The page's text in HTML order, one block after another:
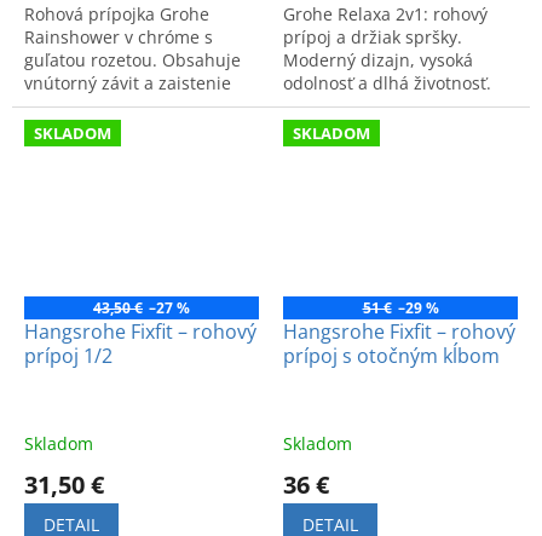
Rohová prípojka Grohe
Rainshower v chróme s
guľatou rozetou. Obsahuje
vnútorný závit a zaistenie
proti spätnému toku.
Kvalitný a funkčný kúpeľňový
detail.
Grohe Relaxa 2v1: rohový
prípoj a držiak spršky.
Moderný dizajn, vysoká
odolnosť a dlhá životnosť.
Kód produktu: 28628000.
SKLADOM
43,50 € –27 %
Hangsrohe Fixfit – rohový
prípoj 1/2
Skladom
31,50 €
DETAIL
SKLADOM
51 € –29 %
Hangsrohe Fixfit – rohový
prípoj s otočným kĺbom
Skladom
36 €
DETAIL